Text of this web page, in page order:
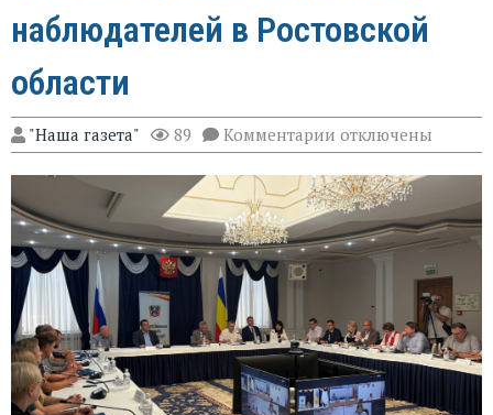
наблюдателей в Ростовской
области
"Наша газета" 89 Комментарии к
записи
Эксперт
Александр
Брод
высоко
оценил
подготовку
наблюдателей
Ростовской
области
отключены